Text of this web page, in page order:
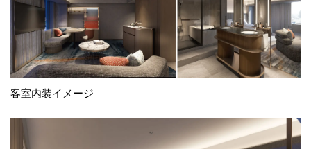
客室内装イメージ